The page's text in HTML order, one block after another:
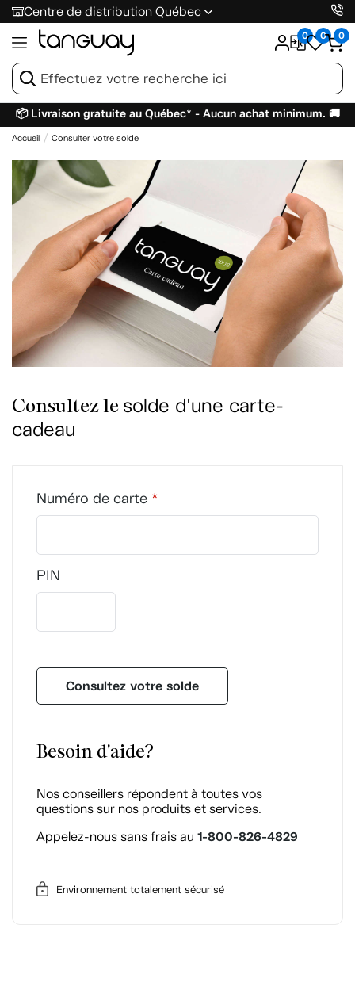
Centre de distribution Québec
0 0 0
📦 Livraison gratuite au Québec* - Aucun achat minimum. 🚚
Accueil Consulter votre solde
Consultez le solde d'une carte-
cadeau
Numéro de carte *
PIN
Consultez votre solde
Besoin d'aide?
Nos conseillers répondent à toutes vos
questions sur nos produits et services.
Appelez-nous sans frais au 1-800-826-4829
Environnement totalement sécurisé